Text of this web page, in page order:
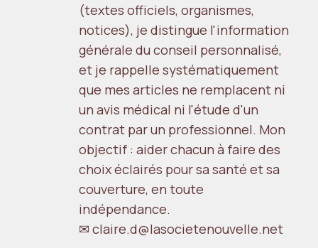
(textes officiels, organismes,
notices), je distingue l'information
générale du conseil personnalisé,
et je rappelle systématiquement
que mes articles ne remplacent ni
un avis médical ni l'étude d'un
contrat par un professionnel. Mon
objectif : aider chacun à faire des
choix éclairés pour sa santé et sa
couverture, en toute
indépendance.
✉ claire.d@lasocietenouvelle.net